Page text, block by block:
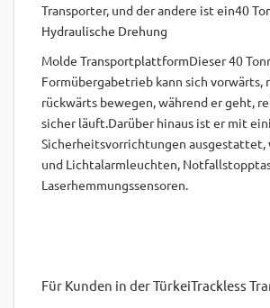
Transporter, und der andere ist ein40
Hydraulische Drehung
Molde TransportplattformDieser 40
Formübergabetrieb kann sich vorwärts,
rückwärts bewegen, während er geht,
sicher läuft.Darüber hinaus ist er mit
Sicherheitsvorrichtungen ausgestattet,
und Lichtalarmleuchten,
Laserhemmungssensoren.
Für Kunden in der TürkeiTrackless